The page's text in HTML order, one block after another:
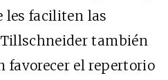
les faciliten las
también
favorecer el repertorio